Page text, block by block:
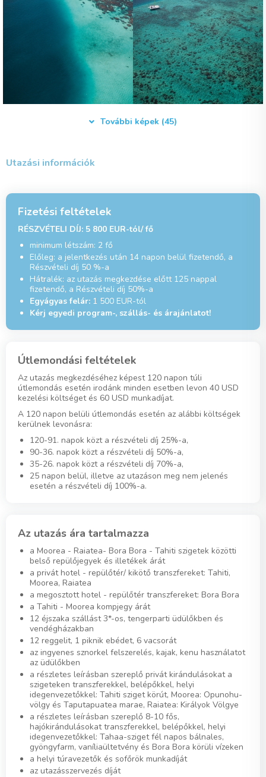
További képek (45)
Utazási információk
Fizetési feltételek
RÉSZVÉTELI DÍJ: 5 800 EUR-tól/ fő
minimum létszám: 2 fő
Előleg: a jelentkezés után 14 napon belül fizetendő, a
Részvételi díj 50 %-a
Hátralék: az utazás megkezdése előtt 125 nappal
fizetendő, a Részvételi díj 50%-a
Egyágyas felár: 1 500 EUR-tól
Kérj egyedi program-, szállás- és árajánlatot!
Útlemondási feltételek
Az utazás megkezdéséhez képest 120 napon túli
útlemondás esetén irodánk minden esetben levon 40 USD
kezelési költséget és 60 USD munkadíjat.
A 120 napon belüli útlemondás esetén az alábbi költségek
kerülnek levonásra:
120-91. napok közt a részvételi díj 25%-a,
90-36. napok közt a részvételi díj 50%-a,
35-26. napok közt a részvételi díj 70%-a,
25 napon belül, illetve az utazáson meg nem jelenés
esetén a részvételi díj 100%-a.
Az utazás ára tartalmazza
a Moorea - Raiatea- Bora Bora - Tahiti szigetek közötti
belső repülőjegyek és illetékek árát
a privát hotel - repülőtér/ kikötő transzfereket: Tahiti,
Moorea, Raiatea
a megosztott hotel - repülőtér transzfereket: Bora Bora
a Tahiti - Moorea kompjegy árát
12 éjszaka szállást 3*-os, tengerparti üdülőkben és
vendégházakban
12 reggelit, 1 piknik ebédet, 6 vacsorát
az ingyenes sznorkel felszerelés, kajak, kenu használatot
az üdülőkben
a részletes leírásban szereplő privát kirándulásokat a
szigeteken transzferekkel, belépőkkel, helyi
idegenvezetőkkel: Tahiti sziget körút, Moorea: Opunohu-
völgy és Taputapuatea marae, Raiatea: Királyok Völgye
a részletes leírásban szereplő 8-10 fős,
hajókirándulásokat transzferekkel, belépőkkel, helyi
idegenvezetőkkel: Tahaa-sziget fél napos bálnales,
gyöngyfarm, vaníliaültetvény és Bora Bora körüli vízeken
a helyi túravezetők és sofőrök munkadíját
az utazásszervezés díját